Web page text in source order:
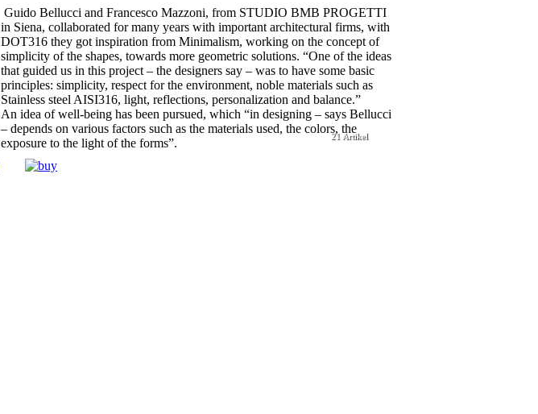
Guido Bellucci and Francesco Mazzoni, from STUDIO BMB PROGETTI
in Siena, collaborated for many years with important architectural firms, with
DOT316 they got inspiration from Minimalism, working on the concept of
simplicity of the shapes, towards more geometric solutions. “One of the ideas
that guided us in this project – the designers say – was to have some basic
principles: simplicity, respect for the environment, noble materials such as
Stainless steel AISI316, light, reflections, personalization and balance.”
An idea of well-being has been pursued, which “in designing – says Bellucci
– depends on various factors such as the materials used, the colors, the
exposure to the light of the forms”.
21 Artikel